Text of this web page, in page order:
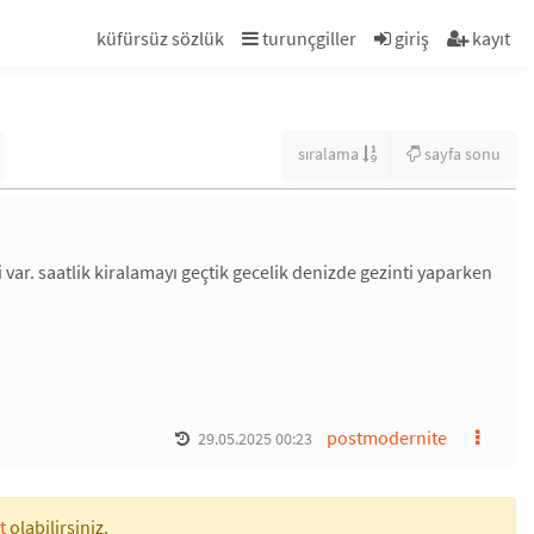
küfürsüz sözlük turunçgiller giriş kayıt
sıralama sayfa sonu
saatlik kiralamayı geçtik gecelik denizde gezinti yaparken
postmodernite
29.05.2025 00:23
olabilirsiniz.